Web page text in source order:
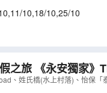
,11/10,18/10,25/10
& Wellness
新獨家夜景餐廳~
、姓氏橋(水上村落)、怡保「